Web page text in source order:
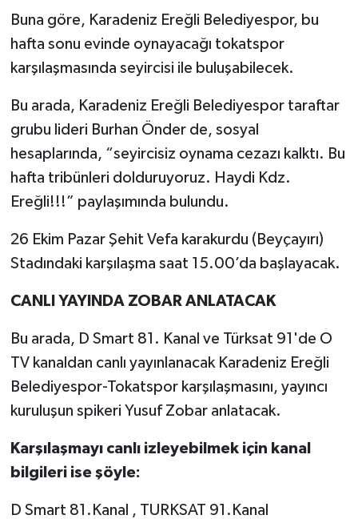
Buna göre, Karadeniz Ereğli Belediyespor, bu
hafta sonu evinde oynayacağı tokatspor
karşılaşmasında seyircisi ile buluşabilecek.
Bu arada, Karadeniz Ereğli Belediyespor taraftar
grubu lideri Burhan Önder de, sosyal
hesaplarında, “seyircisiz oynama cezazı kalktı. Bu
hafta tribünleri dolduruyoruz. Haydi Kdz.
Ereğli!!!” paylaşımında bulundu.
26 Ekim Pazar Şehit Vefa karakurdu (Beyçayırı)
Stadındaki karşılaşma saat 15.00’da başlayacak.
CANLI YAYINDA ZOBAR ANLATACAK
Bu arada, D Smart 81. Kanal ve Türksat 91'de O
TV kanaldan canlı yayınlanacak Karadeniz Ereğli
Belediyespor-Tokatspor karşılaşmasını, yayıncı
kuruluşun spikeri Yusuf Zobar anlatacak.
Karşılaşmayı canlı izleyebilmek için kanal
bilgileri ise şöyle:
D Smart 81.Kanal , TURKSAT 91.Kanal